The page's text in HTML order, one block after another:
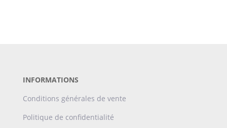
INFORMATIONS
Conditions générales de vente
Politique de confidentialité